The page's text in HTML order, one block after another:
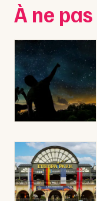
Spectacles
Concerts
Sports
Soirées
Sorties famille
Expos
Sorties & loisirs
Nantes
Nice
Paris
Strasbourg
Toulouse
À ne